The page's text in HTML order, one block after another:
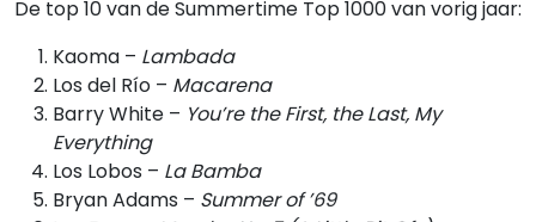
De top 10 van de Summertime Top 1000 van vorig jaar:
Kaoma – Lambada
Los del Río – Macarena
Barry White – You’re the First, the Last, My
Everything
Los Lobos – La Bamba
Bryan Adams – Summer of ’69